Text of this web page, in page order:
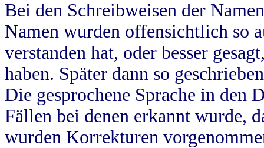
Bei den Schreibweisen der
Namen wurden offensichtlich so
verstanden hat, oder besser
haben. Später dann so
Die gesprochene Sprache in
Fällen bei denen erkannt wurde,
wurden Korrekturen